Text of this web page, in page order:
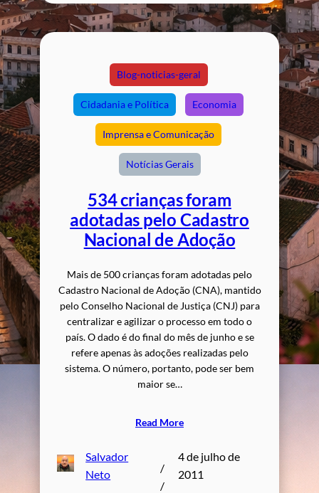
Blog-noticias-geral
Cidadania e Política Economia
Imprensa e Comunicação
Notícias Gerais
534 crianças foram
adotadas pelo Cadastro
Nacional de Adoção
Mais de 500 crianças foram adotadas pelo
Cadastro Nacional de Adoção (CNA), mantido
pelo Conselho Nacional de Justiça (CNJ) para
centralizar e agilizar o processo em todo o
país. O dado é do final do mês de junho e se
refere apenas às adoções realizadas pelo
sistema. O número, portanto, pode ser bem
maior se…
Read More
Salvador
Neto
/
/
4 de julho de
2011